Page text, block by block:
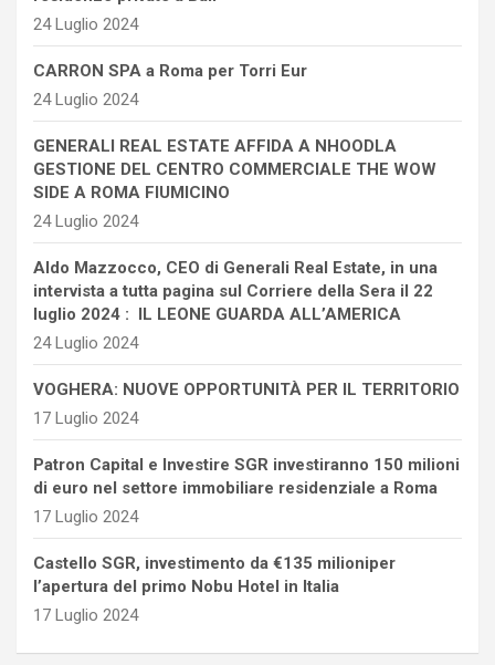
24 Luglio 2024
CARRON SPA a Roma per Torri Eur
24 Luglio 2024
GENERALI REAL ESTATE AFFIDA A NHOODLA
GESTIONE DEL CENTRO COMMERCIALE THE WOW
SIDE A ROMA FIUMICINO
24 Luglio 2024
Aldo Mazzocco, CEO di Generali Real Estate, in una
intervista a tutta pagina sul Corriere della Sera il 22
luglio 2024 : IL LEONE GUARDA ALL’AMERICA
24 Luglio 2024
VOGHERA: NUOVE OPPORTUNITÀ PER IL TERRITORIO
17 Luglio 2024
Patron Capital e Investire SGR investiranno 150 milioni
di euro nel settore immobiliare residenziale a Roma
17 Luglio 2024
Castello SGR, investimento da €135 milioniper
l’apertura del primo Nobu Hotel in Italia
17 Luglio 2024